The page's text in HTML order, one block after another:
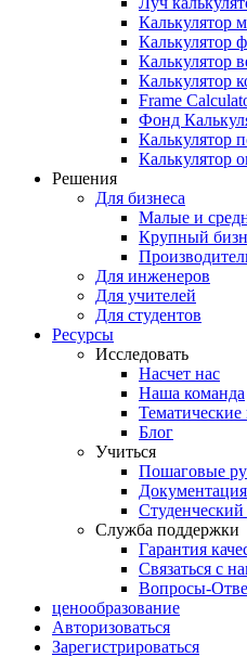
Калькулятор
Калькулятор
Калькулятор
Калькулятор
Frame
Фонд
Калькулятор
Калькулятор
Решения
Для бизнеса
Малые и
Крупный
Для инженеров
Для учителей
Для студентов
Ресурсы
Исследовать
Насчет нас
Наша команда
Тематические
Блог
Учиться
Пошаговые
Служба поддержки
Гарантия
Связаться с
Вопросы-
ценообразование
Авторизоваться
Зарегистрироваться